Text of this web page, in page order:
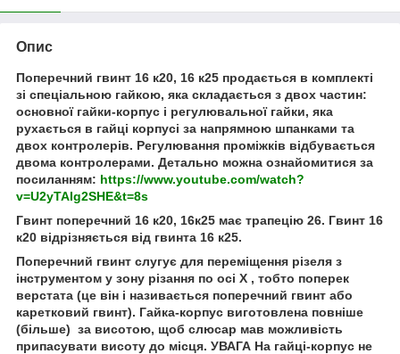
Опис
Поперечний гвинт 16 к20, 16 к25 продається в комплекті
зі спеціальною гайкою, яка складається з двох частин:
основної гайки-корпус і регулювальної гайки, яка
рухається в гайці корпусі за напрямною шпанками та
двох контролерів. Регулювання проміжків відбувається
двома контролерами. Детально можна ознайомитися за
посиланням: https://www.youtube.com/watch?
v=U2yTAIg2SHE&t=8s
Гвинт поперечний 16 к20, 16к25 має трапецію 26. Гвинт 16
к20 відрізняється від гвинта 16 к25.
Поперечний гвинт слугує для переміщення різеля з
інструментом у зону різання по осі X , тобто поперек
верстата (це він і називається поперечний гвинт або
каретковий гвинт). Гайка-корпус виготовлена повніше
(більше) за висотою, щоб слюсар мав можливість
припасувати висоту до місця. УВАГА На гайці-корпус не